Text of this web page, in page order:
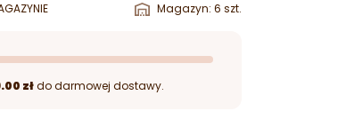
Magazyn: 6 szt.
złdo darmowej dostawy.